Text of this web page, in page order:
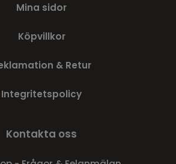
Mina sidor
Köpvillkor
& Retur
Integritetspolicy
Kontakta oss